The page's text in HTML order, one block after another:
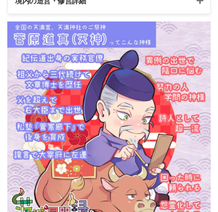
享保10年/1725年
鳥居建立
享保19年/1734年
本殿造営
天保8年/1837年
拝殿建立
享保19年/1734年
本殿造営
文久3年/1863年